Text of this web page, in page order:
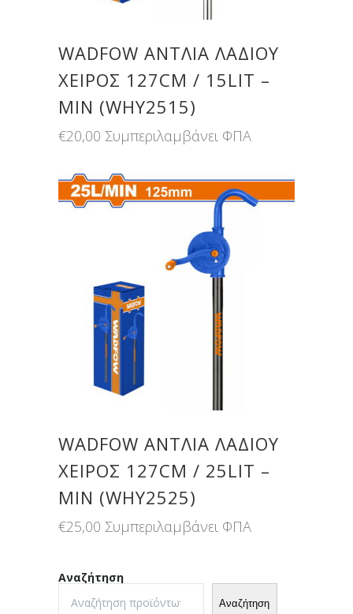
WADFOW ΑΝΤΛΙΑ ΛΑΔΙΟΥ
ΧΕΙΡΟΣ 127CM / 15LIT –
MIN (WHY2515)
€20,00 Συμπεριλαμβάνει ΦΠΑ
WADFOW ΑΝΤΛΙΑ ΛΑΔΙΟΥ
ΧΕΙΡΟΣ 127CM / 25LIT –
MIN (WHY2525)
€25,00 Συμπεριλαμβάνει ΦΠΑ
Αναζήτηση
Αναζήτηση